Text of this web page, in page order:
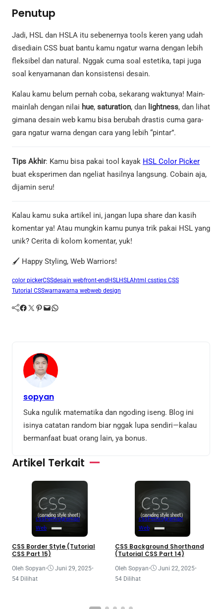
Penutup
Jadi, HSL dan HSLA itu sebenernya tools keren yang udah
disediain CSS buat bantu kamu ngatur warna dengan lebih
fleksibel dan natural. Nggak cuma soal estetika, tapi juga
soal kenyamanan dan konsistensi desain.
Kalau kamu belum pernah coba, sekarang waktunya! Main-
mainlah dengan nilai hue, saturation, dan lightness, dan lihat
gimana desain web kamu bisa berubah drastis cuma gara-
gara ngatur warna dengan cara yang lebih “pintar”.
Tips Akhir: Kamu bisa pakai tool kayak HSL Color Picker
buat eksperimen dan ngeliat hasilnya langsung. Cobain aja,
dijamin seru!
Kalau kamu suka artikel ini, jangan lupa share dan kasih
komentar ya! Atau mungkin kamu punya trik pakai HSL yang
unik? Cerita di kolom komentar, yuk!
🖌️ Happy Styling, Web Warriors!
color pickerCSSdesain webfront-end HSLHSLAhtml csstips CSS
Tutorial CSSwarnawarna webweb design
Facebook Twitter Pinterest Mail WhatsApp
sopyan
Suka ngulik matematika dan ngoding iseng. Blog ini
isinya catatan random biar nggak lupa sendiri—kalau
bermanfaat buat orang lain, ya bonus.
Artikel Terkait
cssPemrograman
Web
CSS Border Style (Tutorial
CSS Part 15)
Oleh Sopyan• Juni 29, 2025•
54 Dilihat
cssPemrograman
Web
CSS Background Shorthand
(Tutorial CSS Part 14)
Oleh Sopyan• Juni 22, 2025•
54 Dilihat